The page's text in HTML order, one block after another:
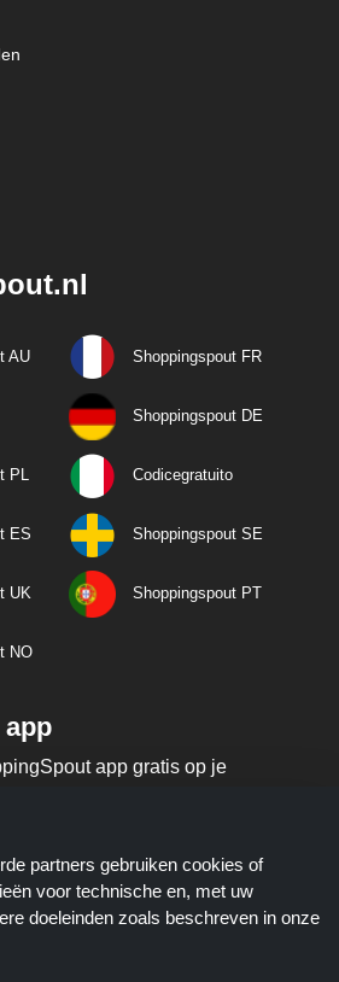
AU Shoppingspout FR
Shoppingspout DE
PL Codicegratuito
ES Shoppingspout SE
UK Shoppingspout PT
NO
app
app gratis op je
partners gebruiken cookies of
voor technische en, met uw
doeleinden zoals beschreven in onze